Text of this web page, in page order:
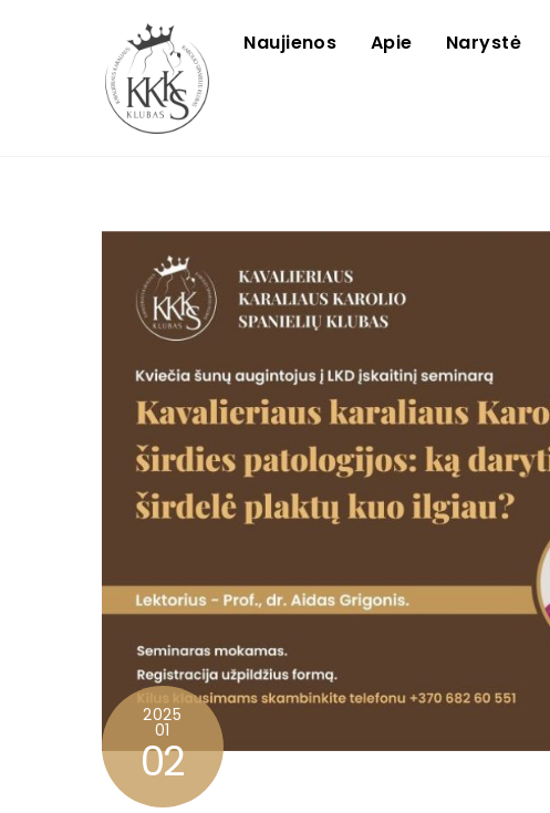
Naujienos Apie Narystė
2025
01
02